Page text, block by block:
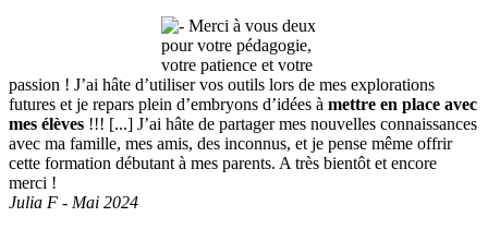
Merci à vous deux
pour votre pédagogie,
votre patience et votre
passion ! J’ai hâte d’utiliser vos outils lors de mes explorations
futures et je repars plein d’embryons d’idées à mettre en place avec
mes élèves !!! [...] J’ai hâte de partager mes nouvelles connaissances
avec ma famille, mes amis, des inconnus, et je pense même offrir
cette formation débutant à mes parents. A très bientôt et encore
merci !
Julia F - Mai 2024